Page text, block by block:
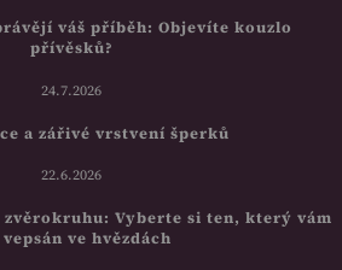
váš příběh: Objevíte kouzlo
přívěsků?
24.7.2026
a zářivé vrstvení šperků
22.6.2026
zvěrokruhu: Vyberte si ten, který vám
ve hvězdách